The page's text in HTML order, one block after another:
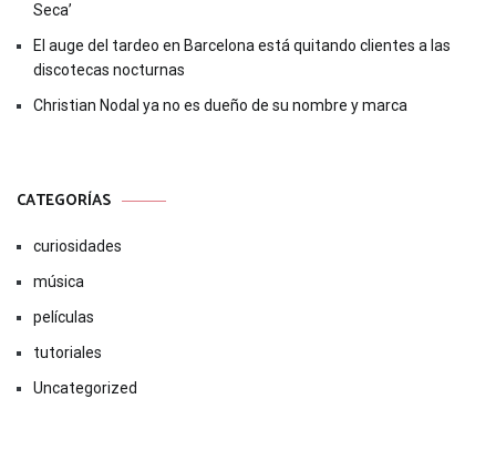
Seca’
El auge del tardeo en Barcelona está quitando clientes a las
discotecas nocturnas
Christian Nodal ya no es dueño de su nombre y marca
CATEGORÍAS
curiosidades
música
películas
tutoriales
Uncategorized